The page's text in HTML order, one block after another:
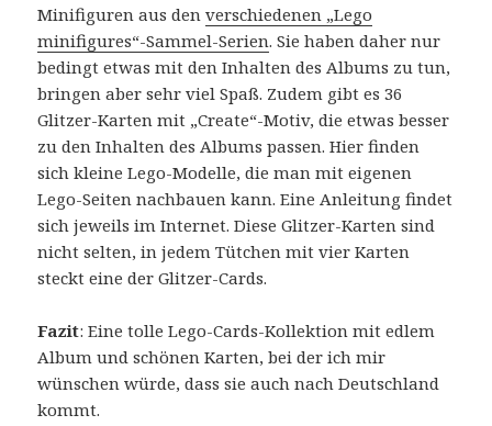
Minifiguren aus denverschiedenen „Lego
minifigures“-Sammel-Serien. Sie haben daher nur
bedingt etwas mit den Inhalten des Albums zu tun,
bringen aber sehr viel Spaß. Zudem gibt es 36
Glitzer-Karten mit „Create“-Motiv, die etwas besser
zu den Inhalten des Albums passen. Hier finden
sich kleine Lego-Modelle, die man mit eigenen
Lego-Seiten nachbauen kann. Eine Anleitung findet
sich jeweils im Internet. Diese Glitzer-Karten sind
nicht selten, in jedem Tütchen mit vier Karten
steckt eine der Glitzer-Cards.
Fazit: Eine tolle Lego-Cards-Kollektion mit edlem
Album und schönen Karten, bei der ich mir
wünschen würde, dass sie auch nach Deutschland
kommt.